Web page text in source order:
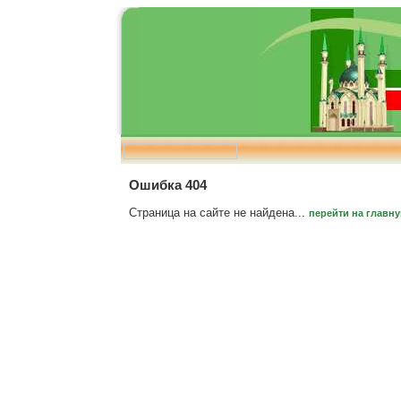
Ошибка 404
Страница на сайте не найдена... перейти на